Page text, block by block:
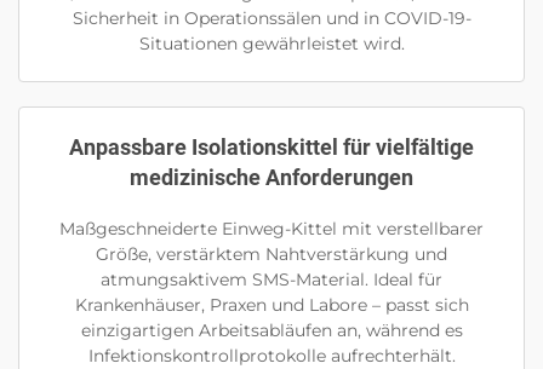
Sicherheit in Operationssälen und in COVID-19-
Situationen gewährleistet wird.
Anpassbare Isolationskittel für vielfältige
medizinische Anforderungen
Maßgeschneiderte Einweg-Kittel mit verstellbarer
Größe, verstärktem Nahtverstärkung und
atmungsaktivem SMS-Material. Ideal für
Krankenhäuser, Praxen und Labore – passt sich
einzigartigen Arbeitsabläufen an, während es
Infektionskontrollprotokolle aufrechterhält.